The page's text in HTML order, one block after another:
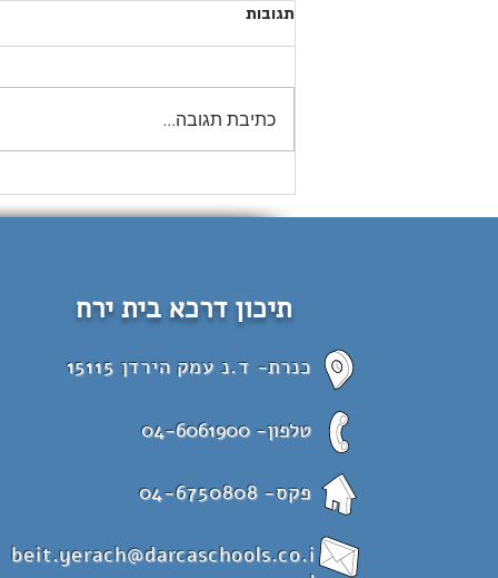
תגובות
כתיבת תגובה...
תיכון דרכא בית ירח
כנרת- ד.נ עמק הירדן 15115
טלפון- 04-6061900
פקס-04-6750808
beit.yerach@darcaschools.co.i